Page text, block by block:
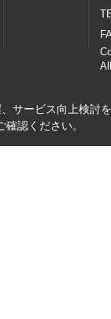
サービス向上検討
確認ください。